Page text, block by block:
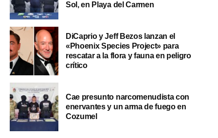
Sol, en Playa del Carmen
DiCaprio y Jeff Bezos lanzan el
«Phoenix Species Project» para
rescatar a la flora y fauna en peligro
crítico
Cae presunto narcomenudista con
enervantes y un arma de fuego en
Cozumel